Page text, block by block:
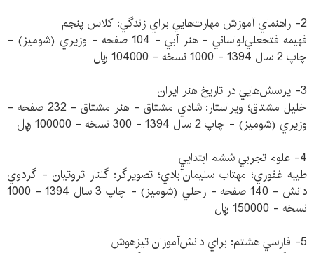
2- راهنماي آموزش مهارت‌هايي براي زندگي: كلاس پنجم
فهيمه فتحعلي‌لواساني - هنر آبي - 104 صفحه - وزيري (شوميز) -
چاپ 2 سال 1394 - 1000 نسخه - 104000 ريال
3- پرسش‌هايي در تاريخ هنر ايران
خليل مشتاق؛ ويراستار: شادي مشتاق - هنر مشتاق - 232 صفحه -
وزيري (شوميز) - چاپ 2 سال 1394 - 300 نسخه - 100000 ريال
4- علوم تجربي ششم ابتدايي
طيبه غفوري؛ مهتاب سليمان‌آبادي؛ تصويرگر: گلنار ثروتيان - گردوي
دانش - 140 صفحه - رحلي (شوميز) - چاپ 3 سال 1394 - 1000
نسخه - 150000 ريال
5- فارسي هشتم: براي دانش‌آموزان تيزهوش